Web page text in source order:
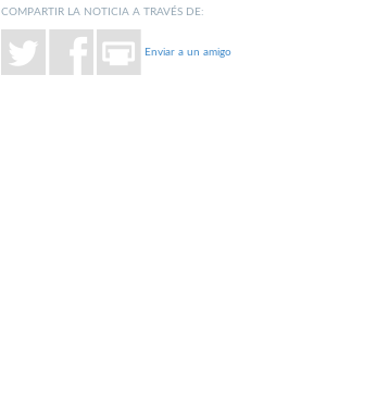
COMPARTIR LA NOTICIA A TRAVÉS DE:
Enviar a un amigo